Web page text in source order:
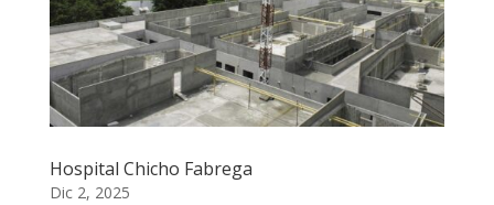
Hospital Chicho Fabrega
Dic 2, 2025